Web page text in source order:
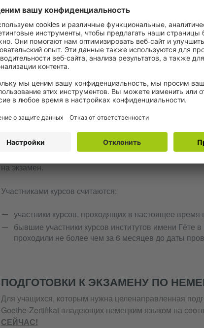
говорить бегло, без подготовки, не испытывая
выражений,
гибко и эффективно использовать язык в
деятельности,
четко, подробно и структурированно выражать
Информацию о возможности освобождения от
иностранных студентов при наличии Гёте-
высшем учебном заведении или колледже.
ПРИМЕЧАНИЕ ДЛЯ ВСЕХ
Свободные места для сторонних кандидатов могут
недель до окончания регистрации. Поэтому
на экзамен.
Участниками курсов считаются:
участники курсов, проходящих в настоящее время
бывшие участники курсов институтов имени Гёте
проходили не более чем за 6 месяцев до даты
ПОДГОТОВКИ К ЭКЗАМЕНУ ПО
Для учащихся, которым нужна целенаправленная
Goethe-Zertifikat владеющих немецким языком на
СЕЙЧАС!